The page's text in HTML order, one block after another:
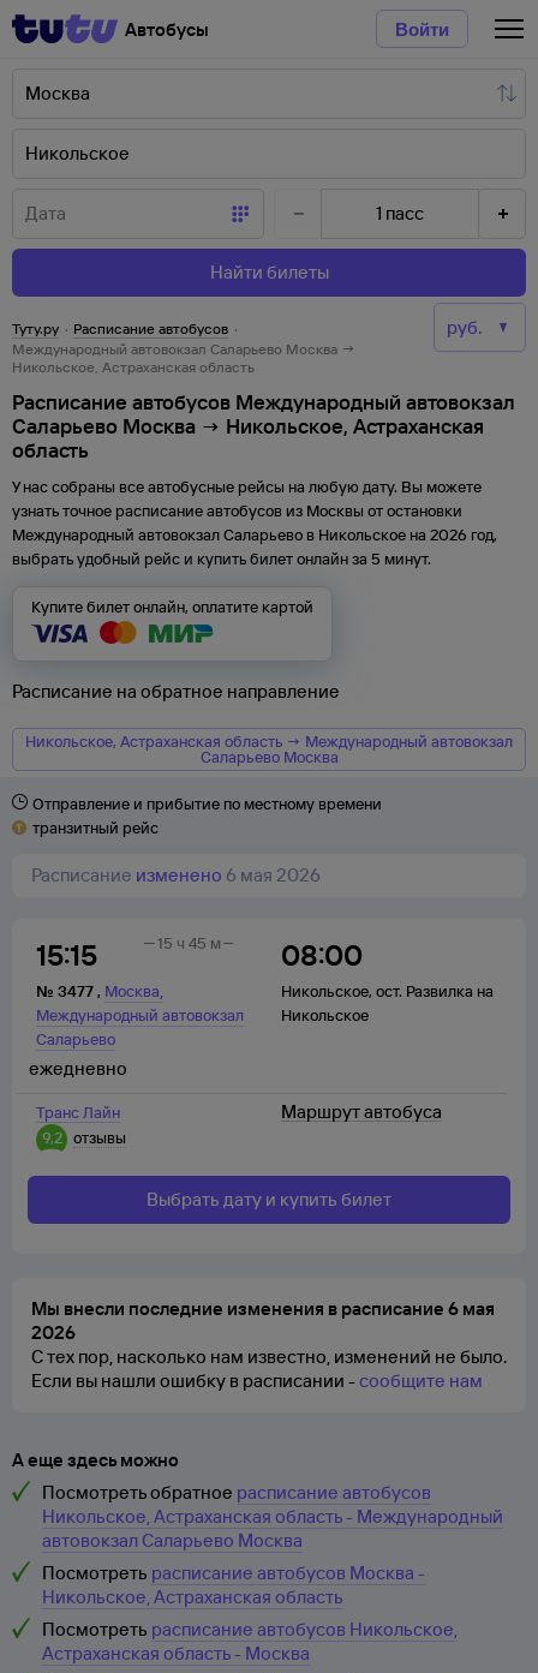
Автобусы Войти
1 пасс
Найти билеты
Туту.ру · Расписание автобусов ·
Международный автовокзал Саларьево Москва →
Никольское, Астраханская область
Расписание автобусов Международный автовокзал
Саларьево Москва → Никольское, Астраханская
область
У нас собраны все автобусные рейсы на любую дату. Вы можете
узнать точное расписание автобусов из Москвы отостановки
Международный автовокзал Саларьево в Никольское на 2026 год,
выбрать удобный рейс и купить билет онлайн за 5 минут.
Купите билет онлайн, оплатите картой
Расписание на обратное направление
Никольское, Астраханская область → Международный автовокзал
Саларьево Москва
Отправление и прибытие по местному времени
транзитный рейс
Расписание изменено 6 мая 2026
15:15
№ 3477, Москва,
Международный автовокзал
Саларьево
08:00
Никольское, ост. Развилка на
Никольское
15 ч 45 м
Транс Лайн
9,2 отзывы
ежедневно
Маршрут автобуса
Выбрать дату и купить билет
Мы внесли последние изменения в расписание 6 мая
2026
С тех пор, насколько нам известно, изменений не было.
Если вы нашли ошибку в расписании -сообщите нам
А еще здесь можно
Посмотреть обратное расписание автобусов
Никольское, Астраханская область - Международный
автовокзал Саларьево Москва
Посмотреть расписание автобусов Москва -
Никольское, Астраханская область
Посмотреть расписание автобусов Никольское,
Астраханская область - Москва